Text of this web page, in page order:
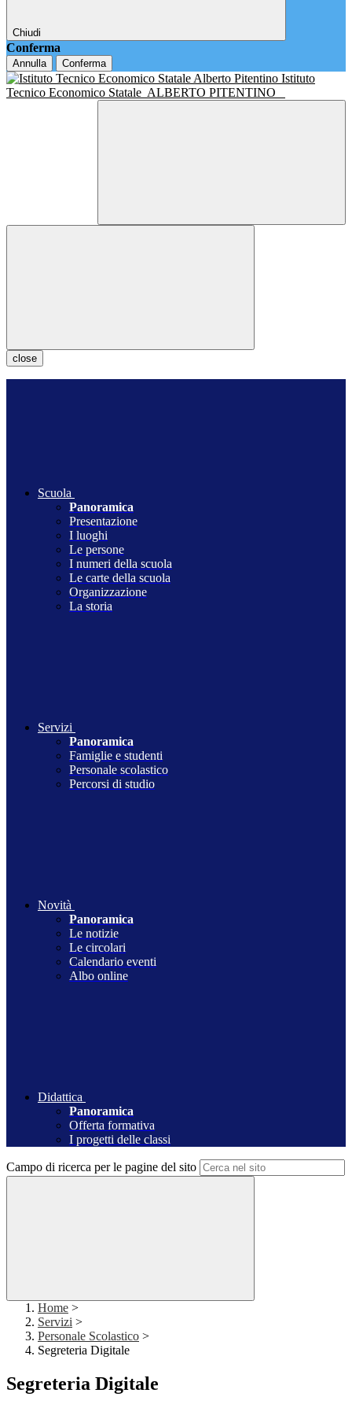
Chiudi
Conferma
Annulla Conferma
Istituto
Tecnico Economico Statale ALBERTO PITENTINO
close
Scuola
Panoramica
Presentazione
I luoghi
Le persone
I numeri della scuola
Le carte della scuola
Organizzazione
La storia
Servizi
Panoramica
Famiglie e studenti
Personale scolastico
Percorsi di studio
Novità
Panoramica
Le notizie
Le circolari
Calendario eventi
Albo online
Didattica
Panoramica
Offerta formativa
I progetti delle classi
Campo di ricerca per le pagine del sito
Home >
Servizi >
Personale Scolastico >
Segreteria Digitale
Segreteria Digitale